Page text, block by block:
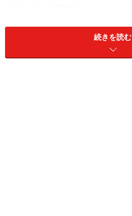
所得税は毎月の給与からあらか
整で過不足が精算されます。一
（1月1日～12月31日）の所得を
続きを読む